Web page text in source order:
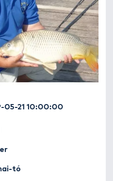
05-21 10:00:00
tó